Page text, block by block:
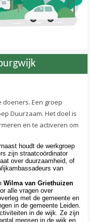
Een groep
Duurzaam. Het doel is
en te activeren om
houdt de werkgroep
zijn straatcoördinator
over duurzaamheid, of
van
Wilma van Griethuizen
alle vragen over
met de gemeente en
in de gemeente Leiden.
in de wijk. Ze zijn
mensen in de wijk en